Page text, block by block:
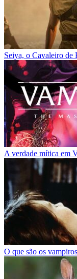
Seiya, o Cavaleiro de
A verdade mítica em
O que são os